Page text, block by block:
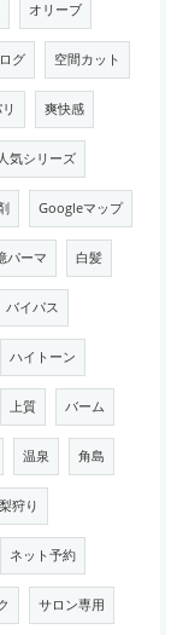
オリーブ
グ 空間カット
爽快感
人気シリーズ
Googleマップ
パーマ 白髪
バイパス
ハイトーン
上質 バーム
温泉 角島
梨狩り
ネット予約
サロン専用